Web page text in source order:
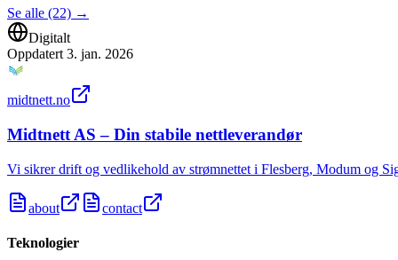
Se alle (22) →
Digitalt
Oppdatert 3. jan. 2026
midtnett.no
Midtnett AS – Din stabile nettleverandør
Vi sikrer drift og vedlikehold av strømnettet i Flesberg, Modum og
about contact
Teknologier